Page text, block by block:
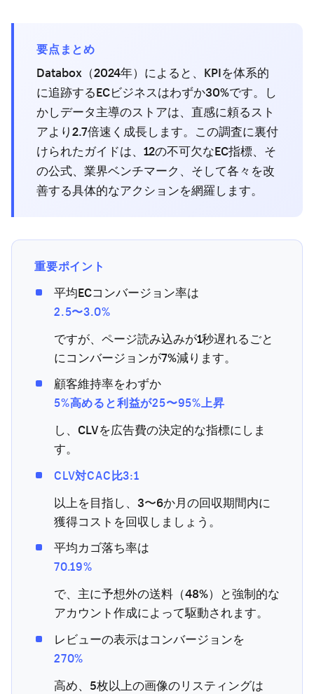
要点まとめ
Databox（2024年）によると、KPIを体系的
に追跡するECビジネスはわずか30%です。し
かしデータ主導のストアは、直感に頼るスト
アより2.7倍速く成長します。この調査に裏付
けられたガイドは、12の不可欠なEC指標、そ
の公式、業界ベンチマーク、そして各々を改
善する具体的なアクションを網羅します。
重要ポイント
平均ECコンバージョン率は
2.5〜3.0%
ですが、ページ読み込みが1秒遅れるごと
にコンバージョンが7%減ります。
顧客維持率をわずか
5%高めると利益が25〜95%上昇
し、CLVを広告費の決定的な指標にしま
す。
CLV対CAC比3:1
以上を目指し、3〜6か月の回収期間内に
獲得コストを回収しましょう。
平均カゴ落ち率は
70.19%
で、主に予想外の送料（48%）と強制的な
アカウント作成によって駆動されます。
レビューの表示はコンバージョンを
270%
高め、5枚以上の画像のリスティングは